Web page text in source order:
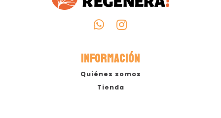
INFORMACIÓN
Quiénes somos
Tienda